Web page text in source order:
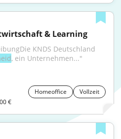
& Learning
KNDS Deutschland
, ein Unternehmen..."
Homeoffice
Vollzeit
€